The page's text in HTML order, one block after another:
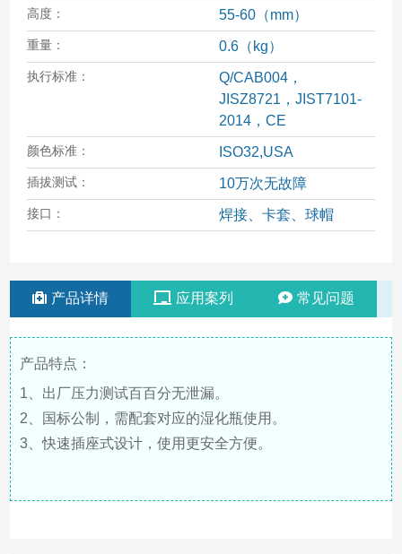
高度： 55-60（mm）
重量： 0.6（kg）
执行标准：
Q/CAB004，
JISZ8721，JIST7101-
2014，CE
颜色标准： ISO32,USA
插拔测试： 10万次无故障
接口： 焊接、卡套、球帽
产品详情 应用案列 常见问题
产品特点：
1、出厂压力测试百百分无泄漏。
2、国标公制，需配套对应的湿化瓶使用。
3、快速插座式设计，使用更安全方便。